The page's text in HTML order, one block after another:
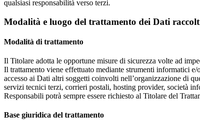
qualsiasi responsabilità verso terzi.
Modalità e luogo del trattamento dei Dati
Modalità di trattamento
Il Titolare adotta le opportune misure di sicurezza volte ad
Il trattamento viene effettuato mediante strumenti informatici
accesso ai Dati altri soggetti coinvolti nell’organizzazione di
servizi tecnici terzi, corrieri postali, hosting provider, società
Responsabili potrà sempre essere richiesto al Titolare del
Base giuridica del trattamento